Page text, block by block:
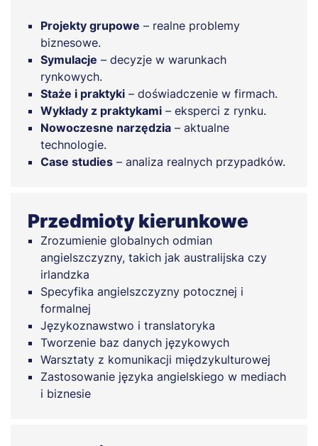
Projekty grupowe – realne problemy
biznesowe.
Symulacje – decyzje w warunkach
rynkowych.
Staże i praktyki – doświadczenie w firmach.
Wykłady z praktykami – eksperci z rynku.
Nowoczesne narzędzia – aktualne
technologie.
Case studies – analiza realnych przypadków.
Przedmioty kierunkowe
Zrozumienie globalnych odmian
angielszczyzny, takich jak australijska czy
irlandzka
Specyfika angielszczyzny potocznej i
formalnej
Językoznawstwo i translatoryka
Tworzenie baz danych językowych
Warsztaty z komunikacji międzykulturowej
Zastosowanie języka angielskiego w mediach
i biznesie